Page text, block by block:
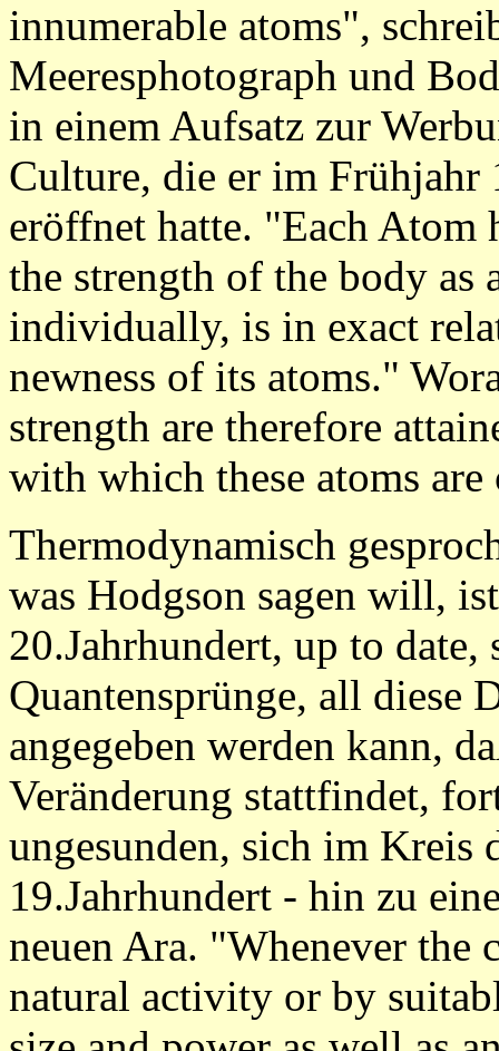
innumerable atoms",
Meeresphotograph und
in einem Aufsatz zur
Culture, die er im
eröffnet hatte. "Each Atom
the strength of the body as
individually, is in exact
newness of its atoms."
strength are therefore
with which these atoms are
Thermodynamisch
was Hodgson sagen will,
20.Jahrhundert, up to
Quantensprünge, all diese
angegeben werden kann,
Veränderung stattfindet,
ungesunden, sich im Kreis
19.Jahrhundert - hin zu
neuen Ara. "Whenever the
natural activity or by